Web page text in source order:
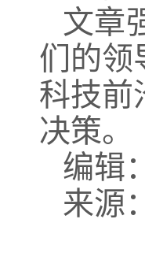
文章
们的领
科技前
决策。
编辑
来源